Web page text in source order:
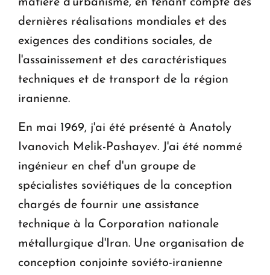
dernières réalisations mondiales et des
exigences des conditions sociales, de
l'assainissement et des caractéristiques
techniques et de transport de la région
iranienne.
En mai 1969, j'ai été présenté à Anatoly
Ivanovich Melik-Pashayev. J'ai été nommé
ingénieur en chef d'un groupe de
spécialistes soviétiques de la conception
chargés de fournir une assistance
technique à la Corporation nationale
métallurgique d'Iran. Une organisation de
conception conjointe soviéto-iranienne